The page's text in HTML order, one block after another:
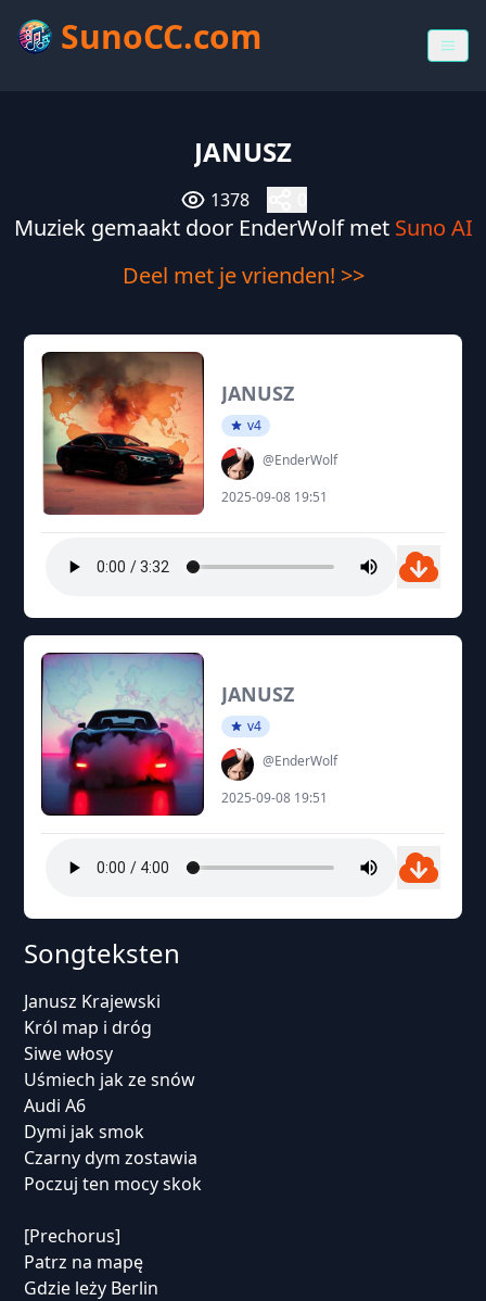
SunoCC.com
JANUSZ
1378
Muziek gemaakt door EnderWolf met Suno AI
Deel met je vrienden! >>
JANUSZ
v4
@EnderWolf
2025-09-08 19:51
JANUSZ
v4
@EnderWolf
2025-09-08 19:51
Songteksten
Janusz Krajewski
Król map i dróg
Siwe włosy
Uśmiech jak ze snów
Audi A6
Dymi jak smok
Czarny dym zostawia
Poczuj ten mocy skok
[Prechorus]
Patrz na mapę
Gdzie leży Berlin